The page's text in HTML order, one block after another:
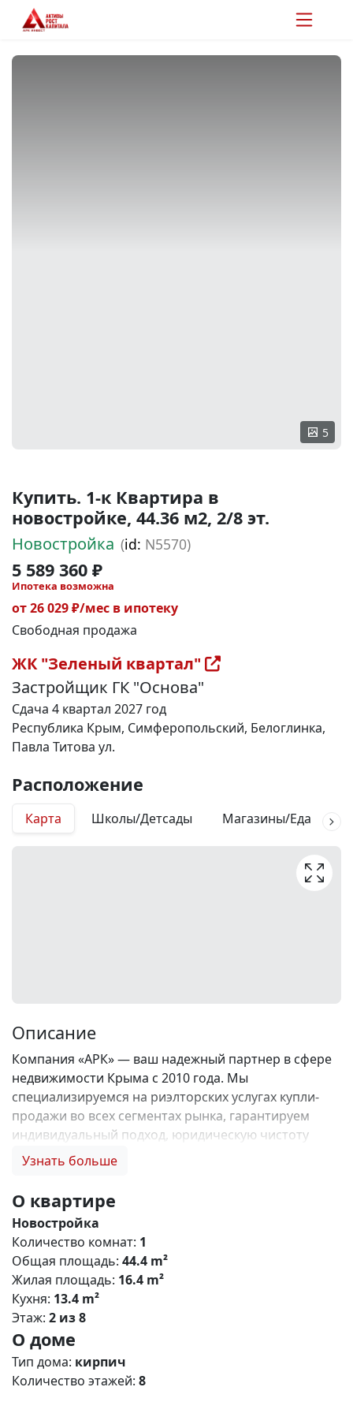
5
Купить. 1-к Квартира в
новостройке, 44.36 м2, 2/8 эт.
Новостройка (id: N5570)
5 589 360 ₽
Ипотека возможна
от 26 029 ₽/мес в ипотеку
Свободная продажа
ЖК "Зеленый квартал"
Застройщик ГК "Основа"
Сдача 4 квартал 2027 год
Республика Крым, Симферопольский, Белоглинка,
Павла Титова ул.
Расположение
Карта Школы/Детсады Магазины/Еда
Описание
Компания «АРК» — ваш надежный партнер в сфере
недвижимости Крыма с 2010 года. Мы
специализируемся на риэлторских услугах купли-
продажи во всех сегментах рынка, гарантируем
индивидуальный подход, юридическую чистоту
объектов и безопасность сделок. Самое ценное для
нас, Вы получаете: 1. 0% комиссии и оформление
ипотеки бесплатно; 2. Покупку недвижимости по
цене застройщика + акции, бонусы, подарки; 3.
Экспертное мнение о каждом застройщике. Ваши
интересы — наш приоритет! 4. Профессиональную
поддержку на всех этапах сделки до получения
ключей; 5. Фейерверк подарков🎁 🎁 🎁! Купи с
нами и выбери свой ПОДАРОК! Жилой комплекс
«Зелёный квартал» (Симферополь) Общая
концепция «Зелёный квартал» — современный
жилой комплекс комфорт‑класса, сочетающий
Узнать больше
О квартире
Новостройка
Количество комнат: 1
Общая площадь: 44.4 m²
Жилая площадь: 16.4 m²
Кухня: 13.4 m²
Этаж: 2 из 8
О доме
Тип дома: кирпич
Количество этажей: 8